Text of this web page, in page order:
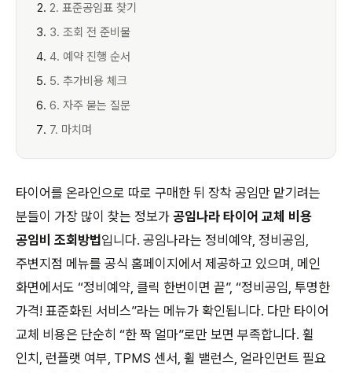
2. 표준공임표 찾기
3. 조회 전 준비물
4. 예약 진행 순서
5. 추가비용 체크
6. 자주 묻는 질문
7. 마치며
타이어를 온라인으로 따로 구매한 뒤 장착 공임만 맡기려는
분들이 가장 많이 찾는 정보가 공임나라 타이어 교체 비용
공임비 조회방법입니다. 공임나라는 정비예약, 정비공임,
주변지점 메뉴를 공식 홈페이지에서 제공하고 있으며, 메인
화면에서도 “정비예약, 클릭 한번이면 끝”, “정비공임, 투명한
가격! 표준화된 서비스”라는 메뉴가 확인됩니다. 다만 타이어
교체 비용은 단순히 “한 짝 얼마”로만 보면 부족합니다. 휠
인치, 런플랫 여부, TPMS 센서, 휠 밸런스, 얼라인먼트 필요